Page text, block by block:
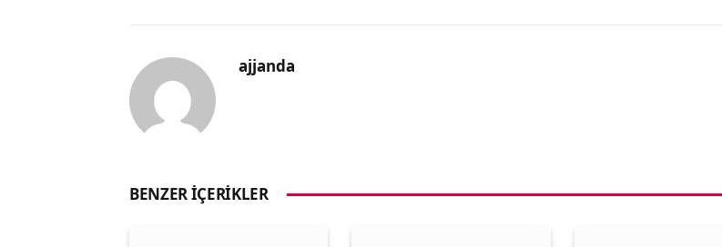
ajjanda
BENZER İÇERIKLER